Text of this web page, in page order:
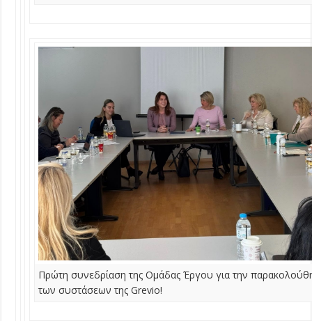
Πρώτη συνεδρίαση της Ομάδας Έργου για την
των συστάσεων της Grevio!